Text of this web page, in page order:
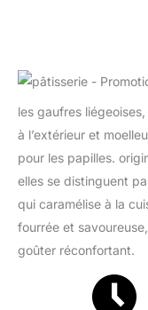
les gaufres
à l’extérieur et
pour les papilles.
elles se distinguent
qui caramélise à la
fourrée et
goûter réconfortant.